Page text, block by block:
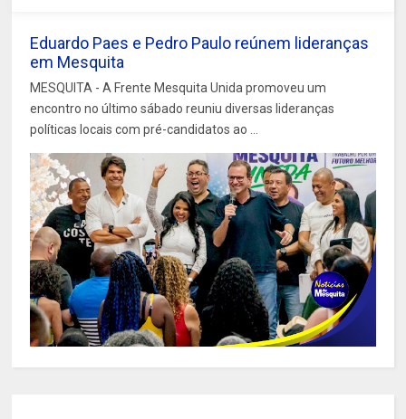
Eduardo Paes e Pedro Paulo reúnem lideranças
em Mesquita
MESQUITA - A Frente Mesquita Unida promoveu um
encontro no último sábado reuniu diversas lideranças
políticas locais com pré-candidatos ao ...